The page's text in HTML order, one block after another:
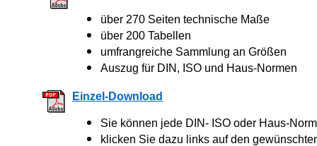
über 270 Seiten technische Maße
über 200 Tabellen
umfrangreiche Sammlung an Größen
Auszug für DIN, ISO und Haus-Normen
Einzel-Download
Sie können jede DIN- ISO oder Haus-
klicken Sie dazu links auf den